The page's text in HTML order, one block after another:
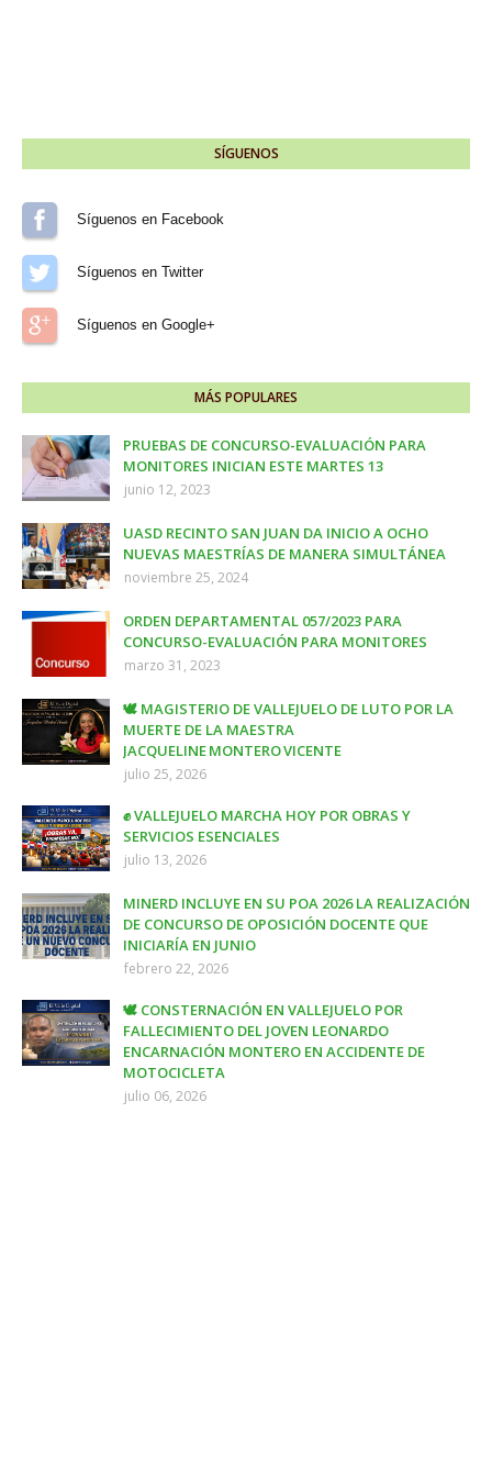
SÍGUENOS
Síguenos en Facebook
Síguenos en Twitter
Síguenos en Google+
MÁS POPULARES
PRUEBAS DE CONCURSO-EVALUACIÓN PARA
MONITORES INICIAN ESTE MARTES 13
junio 12, 2023
UASD RECINTO SAN JUAN DA INICIO A OCHO
NUEVAS MAESTRÍAS DE MANERA SIMULTÁNEA
noviembre 25, 2024
ORDEN DEPARTAMENTAL 057/2023 PARA
CONCURSO-EVALUACIÓN PARA MONITORES
marzo 31, 2023
🕊️ MAGISTERIO DE VALLEJUELO DE LUTO POR LA
MUERTE DE LA MAESTRA
JACQUELINE MONTERO VICENTE
julio 25, 2026
✊ VALLEJUELO MARCHA HOY POR OBRAS Y
SERVICIOS ESENCIALES
julio 13, 2026
MINERD INCLUYE EN SU POA 2026 LA REALIZACIÓN
DE CONCURSO DE OPOSICIÓN DOCENTE QUE
INICIARÍA EN JUNIO
febrero 22, 2026
🕊️ CONSTERNACIÓN EN VALLEJUELO POR
FALLECIMIENTO DEL JOVEN LEONARDO
ENCARNACIÓN MONTERO EN ACCIDENTE DE
MOTOCICLETA
julio 06, 2026